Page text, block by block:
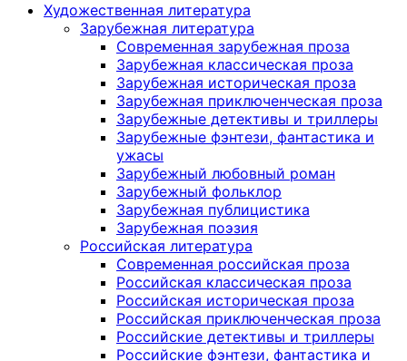
Художественная литература
Зарубежная литература
Современная зарубежная проза
Зарубежная классическая проза
Зарубежная историческая проза
Зарубежная приключенческая проза
Зарубежные детективы и триллеры
Зарубежные фэнтези, фантастика и
ужасы
Зарубежный любовный роман
Зарубежный фольклор
Зарубежная публицистика
Зарубежная поэзия
Российская литература
Современная российская проза
Российская классическая проза
Российская историческая проза
Российская приключенческая проза
Российские детективы и триллеры
Российские фэнтези, фантастика и